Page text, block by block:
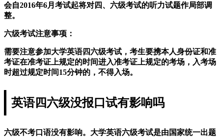
会自2016年6月考试起将对四、六级考试的听力试题作局部调
整。
六级考试注意事项：
需要注意参加大学英语四六级考试，考生要携本人身份证和准
考证在准考证上规定的时间进入准考证上规定的考场，入考场
时超过规定时间15分钟的，不得入场。
英语四六级没报口试有影响吗
六级不考口语没有影响。大学英语六级考试是由国家统一出题